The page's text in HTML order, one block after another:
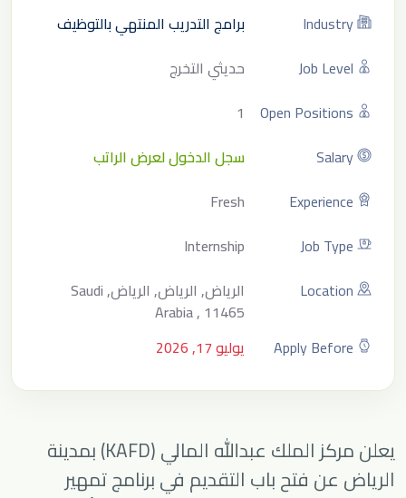
Industry
برامج التدريب المنتهي بالتوظيف
Job Level
حديثي التخرج
Open Positions
1
Salary
سجل الدخول لعرض الراتب
Experience
Fresh
Job Type
Internship
Location
الرياض, الرياض, الرياض, Saudi
Arabia , 11465
Apply Before
يوليو 17, 2026
يعلنمركز الملك عبدالله المالي (KAFD)
بمدينة
الرياض عن فتح باب التقديم في برنامج تمهير